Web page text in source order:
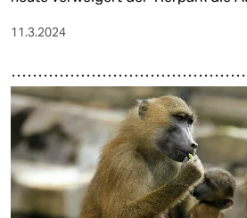
11.3.2024